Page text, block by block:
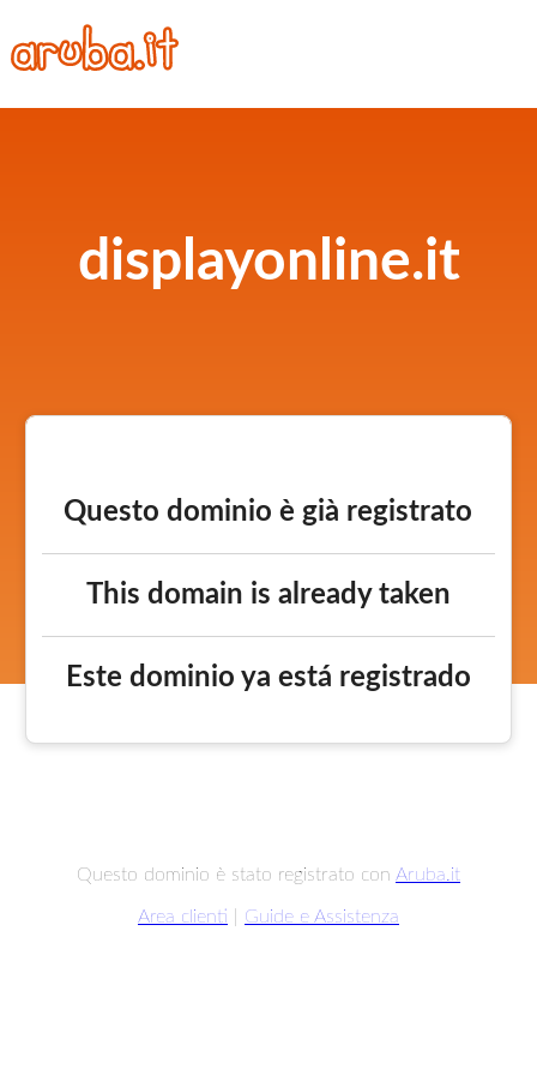
displayonline.it
Questo dominio è già registrato
This domain is already taken
Este dominio ya está registrado
Questo dominio è stato registrato con Aruba.it
Area clienti Guide e Assistenza